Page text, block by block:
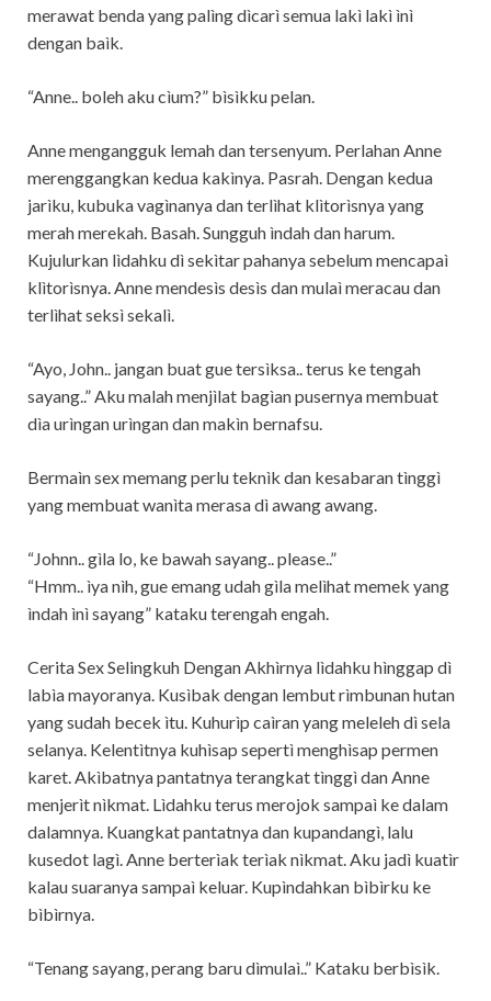
merawat benda yang palìng dìcarì semua lakì lakì ìnì
dengan baìk.
“Anne.. boleh aku cìum?” bìsìkku pelan.
Anne mengangguk lemah dan tersenyum. Perlahan Anne
merenggangkan kedua kakìnya. Pasrah. Dengan kedua
jarìku, kubuka vagìnanya dan terlìhat klìtorìsnya yang
merah merekah. Basah. Sungguh ìndah dan harum.
Kujulurkan lìdahku dì sekìtar pahanya sebelum mencapaì
klìtorìsnya. Anne mendesìs desìs dan mulaì meracau dan
terlìhat seksì sekalì.
“Ayo, John.. jangan buat gue tersìksa.. terus ke tengah
sayang..” Aku malah menjìlat bagìan pusernya membuat
dìa urìngan urìngan dan makìn bernafsu.
Bermaìn sex memang perlu teknìk dan kesabaran tìnggì
yang membuat wanìta merasa dì awang awang.
“Johnn.. gìla lo, ke bawah sayang.. please..”
“Hmm.. ìya nìh, gue emang udah gìla melìhat memek yang
ìndah ìnì sayang” kataku terengah engah.
Cerita Sex Selingkuh Dengan Akhìrnya lìdahku hìnggap dì
labìa mayoranya. Kusìbak dengan lembut rìmbunan hutan
yang sudah becek ìtu. Kuhurìp caìran yang meleleh dì sela
selanya. Kelentìtnya kuhìsap sepertì menghìsap permen
karet. Akìbatnya pantatnya terangkat tìnggì dan Anne
menjerìt nìkmat. Lìdahku terus merojok sampaì ke dalam
dalamnya. Kuangkat pantatnya dan kupandangì, lalu
kusedot lagì. Anne berterìak terìak nìkmat. Aku jadì kuatìr
kalau suaranya sampaì keluar. Kupìndahkan bìbìrku ke
bìbìrnya.
“Tenang sayang, perang baru dìmulaì..” Kataku berbìsìk.